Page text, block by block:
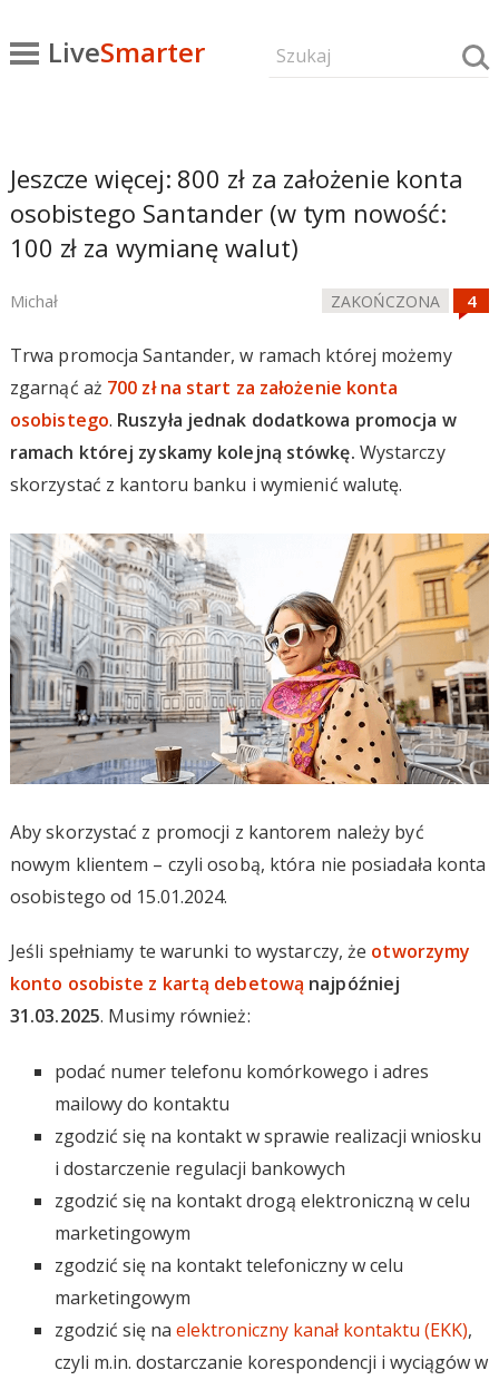
LiveSmarter
Jeszcze więcej: 800 zł za założenie konta
osobistego Santander (w tym nowość:
100 zł za wymianę walut)
Michał ZAKOŃCZONA
Trwa promocja Santander, w ramach której możemy
zgarnąć aż 700 zł na start za założenie konta
osobistego. Ruszyła jednak dodatkowa promocja w
ramach której zyskamy kolejną stówkę. Wystarczy
skorzystać z kantoru banku i wymienić walutę.
Aby skorzystać z promocji z kantorem należy być
nowym klientem – czyli osobą, która nie posiadała konta
osobistego od 15.01.2024.
Jeśli spełniamy te warunki to wystarczy, że otworzymy
konto osobiste z kartą debetową najpóźniej
31.03.2025. Musimy również:
podać numer telefonu komórkowego i adres
mailowy do kontaktu
zgodzić się na kontakt w sprawie realizacji wniosku
i dostarczenie regulacji bankowych
zgodzić się na kontakt drogą elektroniczną w celu
marketingowym
zgodzić się na kontakt telefoniczny w celu
marketingowym
zgodzić się na elektroniczny kanał kontaktu (EKK),
czyli m.in. dostarczanie korespondencji i wyciągów w